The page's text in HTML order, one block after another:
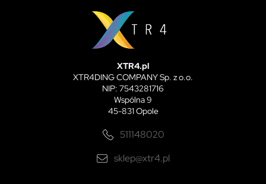
XTR4.pl
XTR4DING COMPANY Sp. z o.o.
NIP: 7543281716
Wspólna 9
45-831 Opole
511148020
sklep@xtr4.pl